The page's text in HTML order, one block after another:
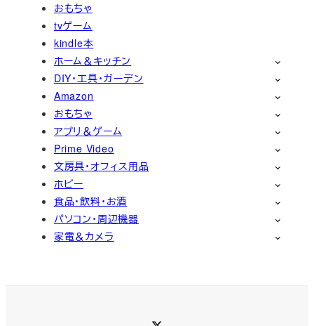
おもちゃ
tvゲーム
kindle本
ホーム＆キッチン
DIY・工具・ガーデン
Amazon
おもちゃ
アプリ＆ゲーム
Prime Video
文房具・オフィス用品
ホビー
食品・飲料・お酒
パソコン・周辺機器
家電＆カメラ